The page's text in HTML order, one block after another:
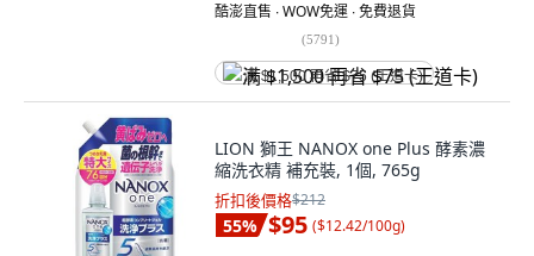
酷澎直售 ∙ WOW免運 ∙ 免費退貨
(5791)
满 $1,500 再省 $75 (王道卡)
LION 獅王 NANOX one Plus 酵素濃
縮洗衣精 補充裝, 1個, 765g
折扣後價格$212
55% $95 ($12.42/100g)